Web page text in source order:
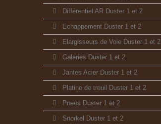
Différentiel AR Duster 1 et 2
Echappement Duster 1 et 2
Elargisseurs de Voie Duster 1 et 2
Galeries Duster 1 et 2
Jantes Acier Duster 1 et 2
Platine de treuil Duster 1 et 2
Pneus Duster 1 et 2
Snorkel Duster 1 et 2